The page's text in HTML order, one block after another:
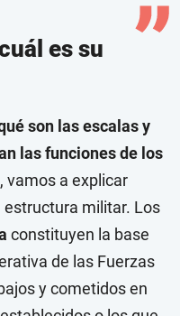
es su
son las escalas y
las funciones de los
, vamos a explicar
militar. Los
constituyen la base
de las Fuerzas
y cometidos en